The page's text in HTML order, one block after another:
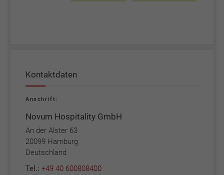
Kontaktdaten
Anschrift:
Novum Hospitality GmbH
An der Alster 63
20099 Hamburg
Deutschland
Tel.: +49 40 600808400